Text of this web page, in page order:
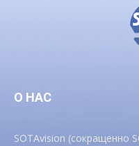
О НАС
SOTAvision (сокращенно